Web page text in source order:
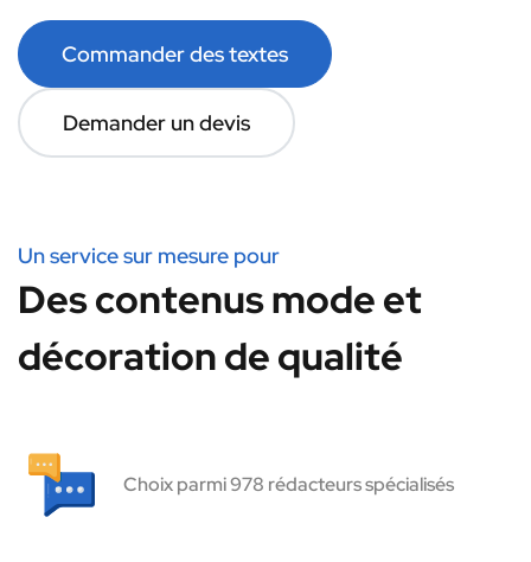
Commander des textes
Demander un devis
Un service sur mesure pour
Des contenus mode et
décoration de qualité
Choix parmi 978 rédacteurs spécialisés